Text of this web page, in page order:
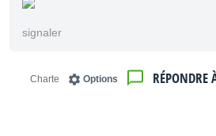
signaler
RÉPONDRE
Options
Charte